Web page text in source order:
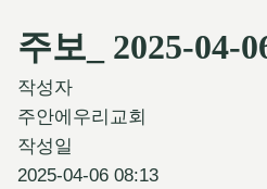
주보_ 2025-04-
작성자
주안에우리교회
작성일
2025-04-06 08:13